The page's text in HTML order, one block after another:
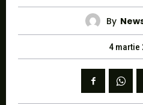
By
4 martie